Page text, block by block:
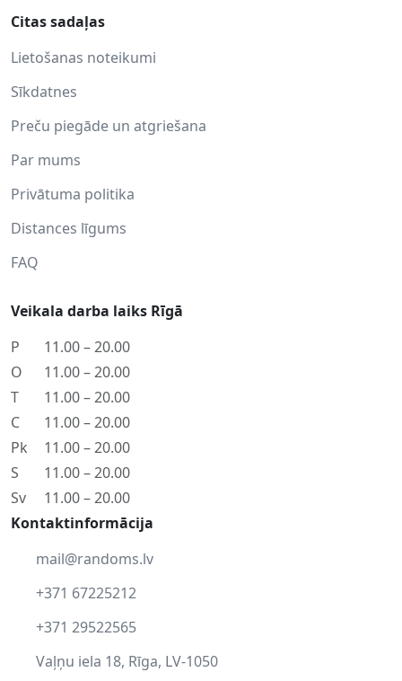
Citas sadaļas
Lietošanas noteikumi
Sīkdatnes
Preču piegāde un atgriešana
Par mums
Privātuma politika
Distances līgums
FAQ
Veikala darba laiks Rīgā
P
11.00 – 20.00
O
11.00 – 20.00
T
11.00 – 20.00
C
11.00 – 20.00
Pk
11.00 – 20.00
S
11.00 – 20.00
Sv
11.00 – 20.00
Kontaktinformācija
mail@randoms.lv
+371 67225212
+371 29522565
Vaļņu iela 18, Rīga, LV-1050